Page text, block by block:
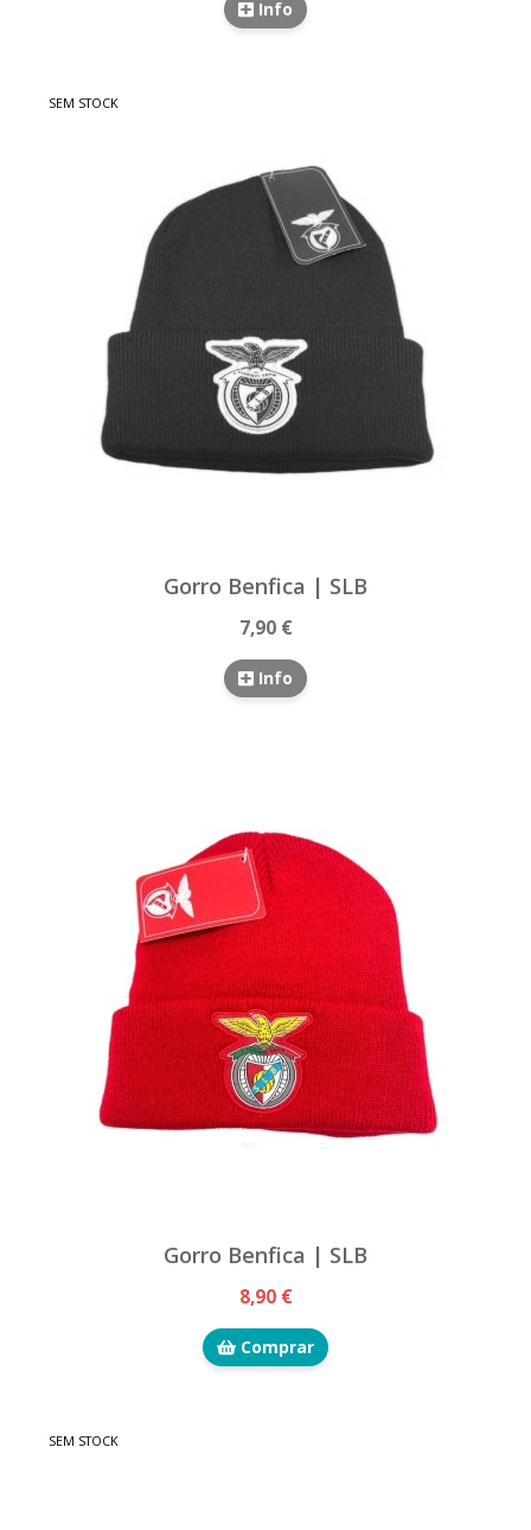
Info
SEM STOCK
Gorro Benfica | SLB
7,90 €
Info
Gorro Benfica | SLB
8,90 €
Comprar
SEM STOCK